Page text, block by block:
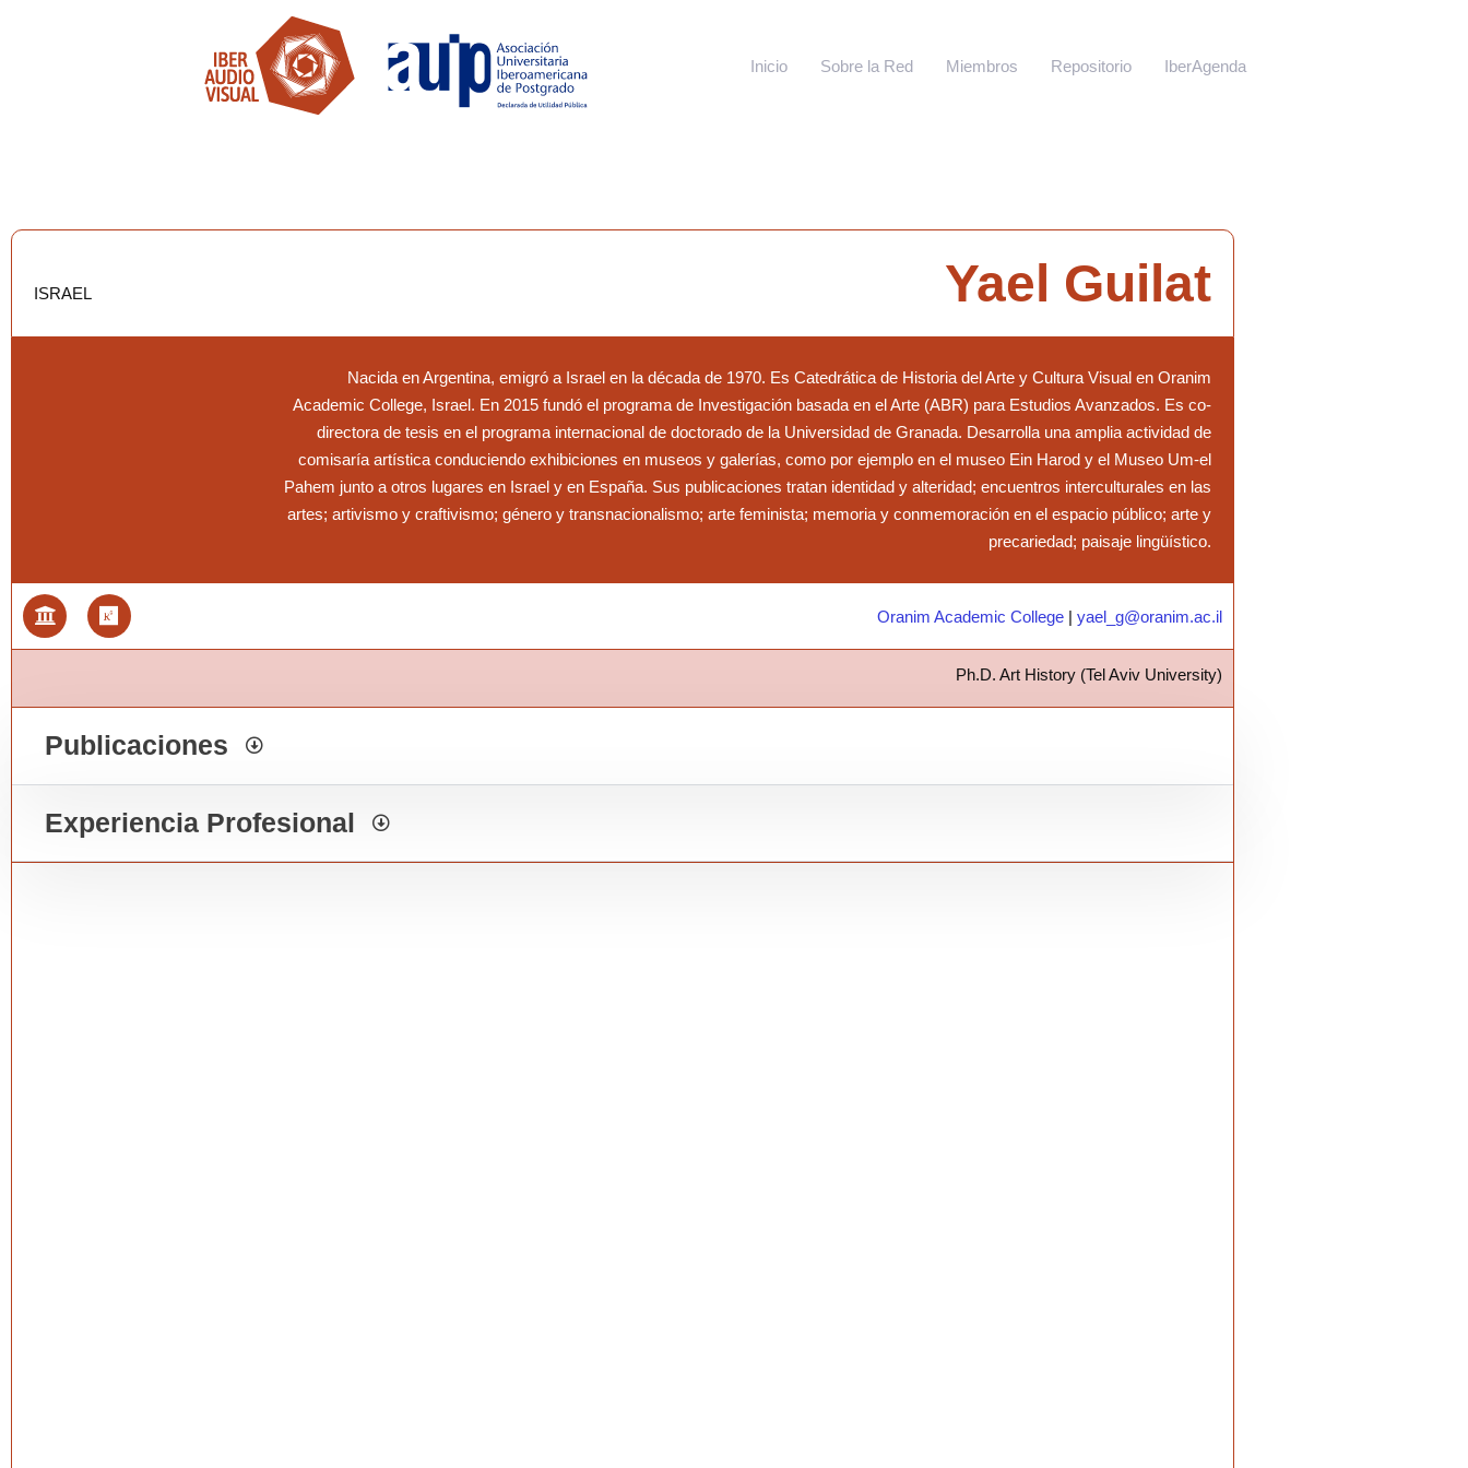
Inicio Sobre la Red Miembros Repositorio IberAgenda
ISRAEL Yael Guilat
Nacida en Argentina, emigró a Israel en la década de 1970. Es Catedrática de Historia del Arte y Cultura Visual en Oranim
Academic College, Israel. En 2015 fundó el programa de Investigación basada en el Arte (ABR) para Estudios Avanzados. Es co-
directora de tesis en el programa internacional de doctorado de la Universidad de Granada. Desarrolla una amplia actividad de
comisaría artística conduciendo exhibiciones en museos y galerías, como por ejemplo en el museo Ein Harod y el Museo Um-el
Pahem junto a otros lugares en Israel y en España. Sus publicaciones tratan identidad y alteridad; encuentros interculturales en las
artes; artivismo y craftivismo; género y transnacionalismo; arte feminista; memoria y conmemoración en el espacio público; arte y
precariedad; paisaje lingüístico.
Oranim Academic College| yael_g@oranim.ac.il
Ph.D. Art History (Tel Aviv University)
Publicaciones
Experiencia Profesional